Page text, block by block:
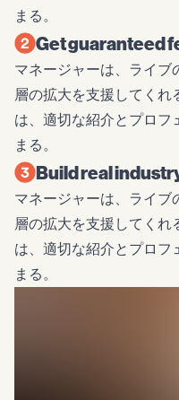
まる。
Get guaranteed
マネージャーは、ライブ
層の拡大を支援してくれ
は、適切な紹介とプロフ
まる。
Build real
マネージャーは、ライブ
層の拡大を支援してくれ
は、適切な紹介とプロフ
まる。